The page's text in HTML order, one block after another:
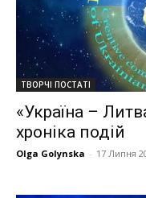
ТВОРЧІ ПОСТАТІ
«Україна –
хроніка подій
Olga Golynska - 17 Липня